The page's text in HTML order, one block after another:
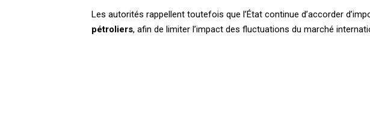
Les autorités rappellent toutefois que l’État continue d’accorder
pétroliers, afin de limiter l’impact des fluctuations du marché